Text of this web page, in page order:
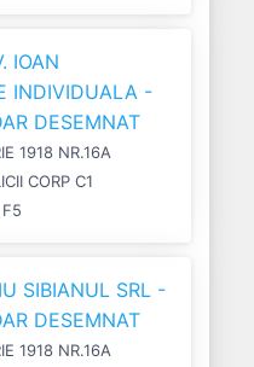
IOAN
INDIVIDUALA -
DESEMNAT
1918 NR.16A
CORP C1
SIBIANUL SRL -
DESEMNAT
1918 NR.16A